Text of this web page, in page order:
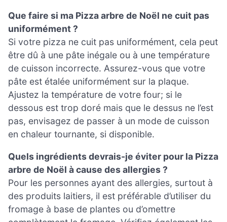
Que faire si ma Pizza arbre de Noël ne cuit pas
uniformément ?
Si votre pizza ne cuit pas uniformément, cela peut
être dû à une pâte inégale ou à une température
de cuisson incorrecte. Assurez-vous que votre
pâte est étalée uniformément sur la plaque.
Ajustez la température de votre four; si le
dessous est trop doré mais que le dessus ne l’est
pas, envisagez de passer à un mode de cuisson
en chaleur tournante, si disponible.
Quels ingrédients devrais-je éviter pour la Pizza
arbre de Noël à cause des allergies ?
Pour les personnes ayant des allergies, surtout à
des produits laitiers, il est préférable d’utiliser du
fromage à base de plantes ou d’omettre